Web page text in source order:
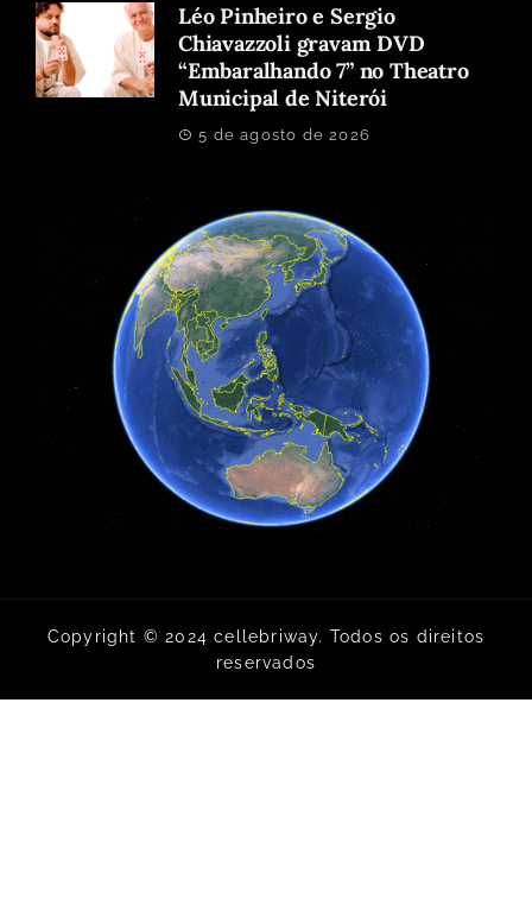
Léo Pinheiro e Sergio
Chiavazzoli gravam DVD
“Embaralhando 7” no Theatro
Municipal de Niterói
5 de agosto de 2026
Copyright © 2024 cellebriway. Todos os direitos
reservados